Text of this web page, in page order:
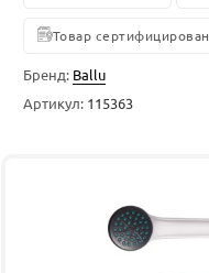
Товар сертифицирован
Бренд: Ballu
Артикул: 115363